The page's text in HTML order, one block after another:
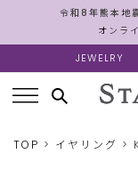
令和8年熊本地
オンラ
JEWELRY
TOP イヤリング